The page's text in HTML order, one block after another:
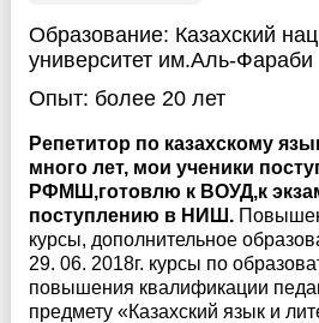
Образование: Казахский
университет им.Аль-Фараби
Опыт: более 20 лет
Репетитор по казахскому
много лет, мои ученики
РФМШ,готовлю к ВОУД,к
поступлению в НИШ.
курсы, дополнительное
29. 06. 2018г. курсы по
повышения квалификации
предмету «Казахский язык и